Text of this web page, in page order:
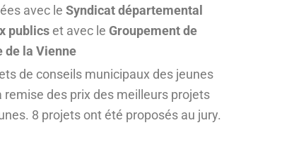
avec le Syndicat départemental
publics et avec le Groupement de
de la Vienne
de conseils municipaux des jeunes
remise des prix des meilleurs projets
8 projets ont été proposés au jury.